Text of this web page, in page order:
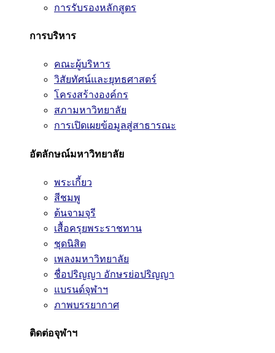
การรับรองหลักสูตร
การบริหาร
คณะผู้บริหาร
วิสัยทัศน์และยุทธศาสตร์
โครงสร้างองค์กร
สภามหาวิทยาลัย
การเปิดเผยข้อมูลสู่สาธารณะ
อัตลักษณ์มหาวิทยาลัย
พระเกี้ยว
สีชมพู
ต้นจามจุรี
เสื้อครุยพระราชทาน
ชุดนิสิต
เพลงมหาวิทยาลัย
ชื่อปริญญา อักษรย่อปริญญา
แบรนด์จุฬาฯ
ภาพบรรยากาศ
ติดต่อจุฬาฯ